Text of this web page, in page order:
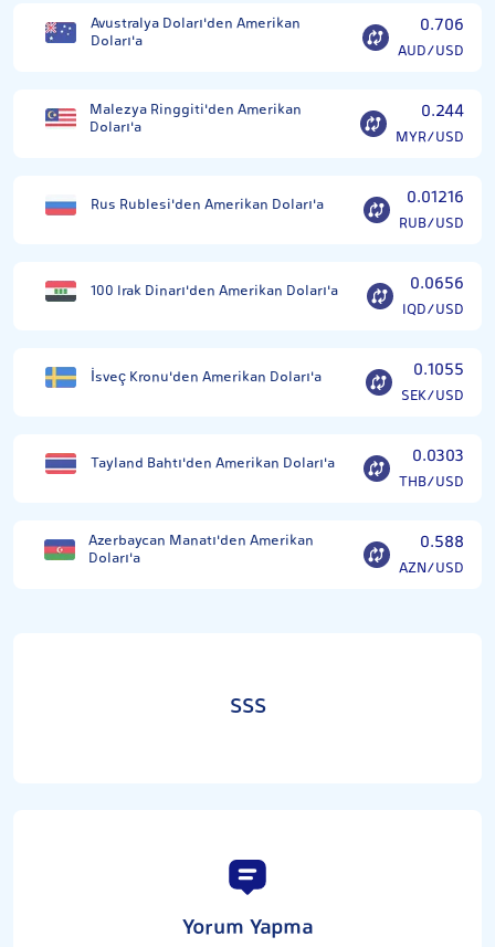
Avustralya Doları'den Amerikan
Doları'a
0.706
AUD/USD
Malezya Ringgiti'den Amerikan
Doları'a
0.244
MYR/USD
Rus Rublesi'den Amerikan Doları'a 0.01216
RUB/USD
100 Irak Dinarı'den Amerikan Doları'a 0.0656
IQD/USD
İsveç Kronu'den Amerikan Doları'a 0.1055
SEK/USD
Tayland Bahtı'den Amerikan Doları'a 0.0303
THB/USD
Azerbaycan Manatı'den Amerikan
Doları'a
0.588
AZN/USD
SSS
Yorum Yapma